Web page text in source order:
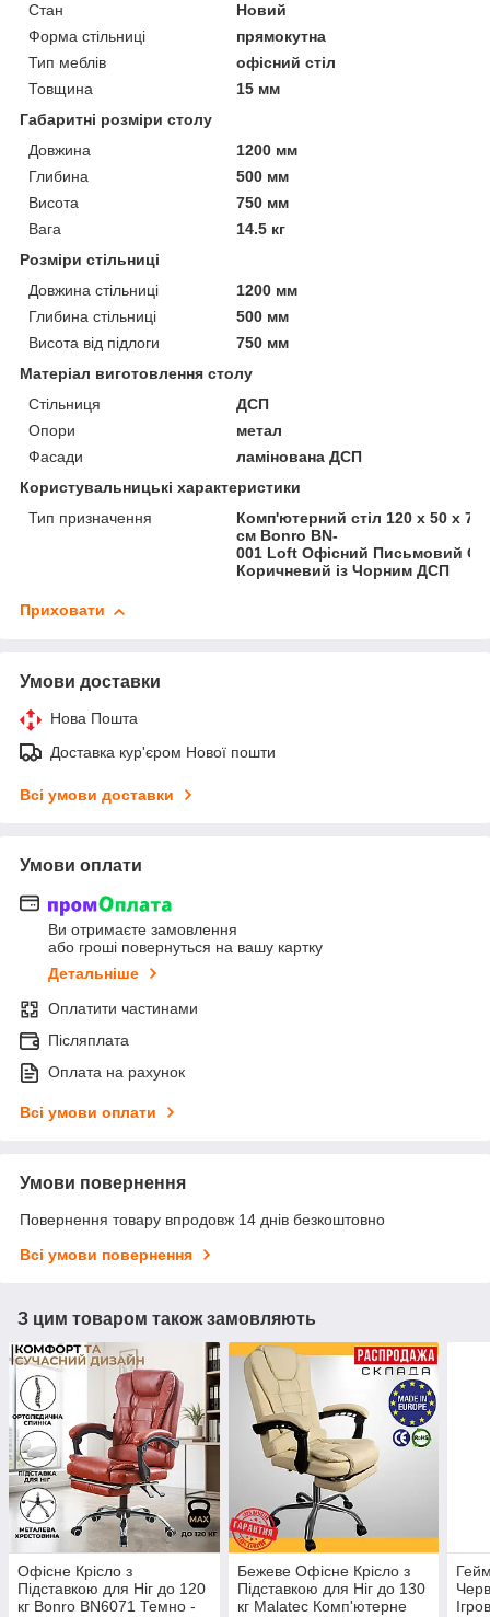
Стан
Новий
Форма стільниці
прямокутна
Тип меблів
офісний стіл
Товщина
15 мм
Габаритні розміри столу
Довжина
1200 мм
Глибина
500 мм
Висота
750 мм
Вага
14.5 кг
Розміри стільниці
Довжина стільниці
1200 мм
Глибина стільниці
500 мм
Висота від підлоги
750 мм
Матеріал виготовлення столу
Стільниця
ДСП
Опори
метал
Фасади
ламінована ДСП
Користувальницькі характеристики
Тип призначення
Комп'ютерний стіл 120 x 50 х 75
см Bonro BN-
001 Loft Офісний Письмовий
Коричневий із Чорним ДСП
Приховати
Умови доставки
Нова Пошта
Доставка кур'єром Нової пошти
Всі умови доставки
Умови оплати
Ви отримаєте замовлення
або гроші повернуться на вашу картку
Детальніше
Оплатити частинами
Післяплата
Оплата на рахунок
Всі умови оплати
Умови повернення
Повернення товару впродовж 14 днів безкоштовно
Всі умови повернення
З цим товаром також замовляють
Офісне Крісло з
Підставкою для Ніг до 120
кг Bonro BN6071 Темно -
Бежеве Офісне Крісло з
Підставкою для Ніг до 130
кг Malatec Комп'ютерне